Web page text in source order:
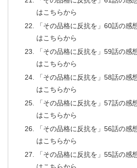
はこちらから
「その品格に反抗を」60話の感
はこちらから
「その品格に反抗を」59話の感
はこちらから
「その品格に反抗を」58話の感
はこちらから
「その品格に反抗を」57話の感
はこちらから
「その品格に反抗を」56話の感
はこちらから
「その品格に反抗を」55話の感
はこちらから